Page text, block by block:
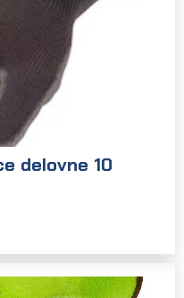
delovne 10